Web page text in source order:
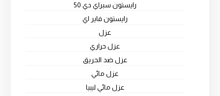
رايستون سبراي دي 50
رايستون فاير اي
عزل
عزل حراري
عزل ضد الحريق
عزل مائي
عزل مائي ليبيا